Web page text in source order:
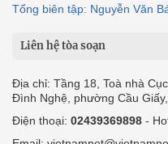
Tổng biên tập: Nguyễn Văn
Liên hệ tòa soạn
Địa chỉ: Tầng 18, Toà nhà
Đình Nghệ, phường Cầu Giấy,
Điện thoại: 02439369898 -